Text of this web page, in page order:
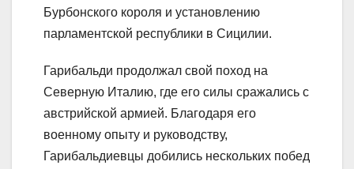
Бурбонского короля и установлению
парламентской республики в Сицилии.
Гарибальди продолжал свой поход на
Северную Италию, где его силы сражались с
австрийской армией. Благодаря его
военному опыту и руководству,
Гарибальдиевцы добились нескольких побед